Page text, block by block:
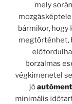
mely
bármikor, hogy
megtörténhet,
borzalmas
végkimenetel
jó
minimális